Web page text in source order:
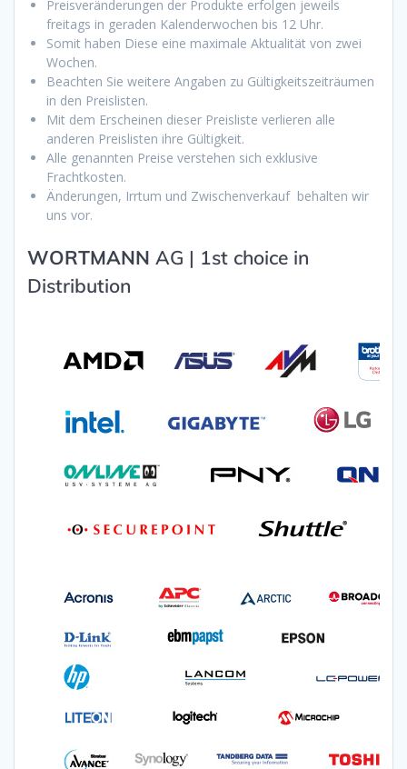
Preisveränderungen der Produkte erfolgen jeweils
freitags in geraden Kalenderwochen bis 12 Uhr.
Somit haben Diese eine maximale Aktualität von zwei
Wochen.
Beachten Sie weitere Angaben zu Gültigkeitszeiträumen
in den Preislisten.
Mit dem Erscheinen dieser Preisliste verlieren alle
anderen Preislisten ihre Gültigkeit.
Alle genannten Preise verstehen sich exklusive
Frachtkosten.
Änderungen, Irrtum und Zwischenverkauf behalten wir
uns vor.
WORTMANN AG | 1st choice in
Distribution